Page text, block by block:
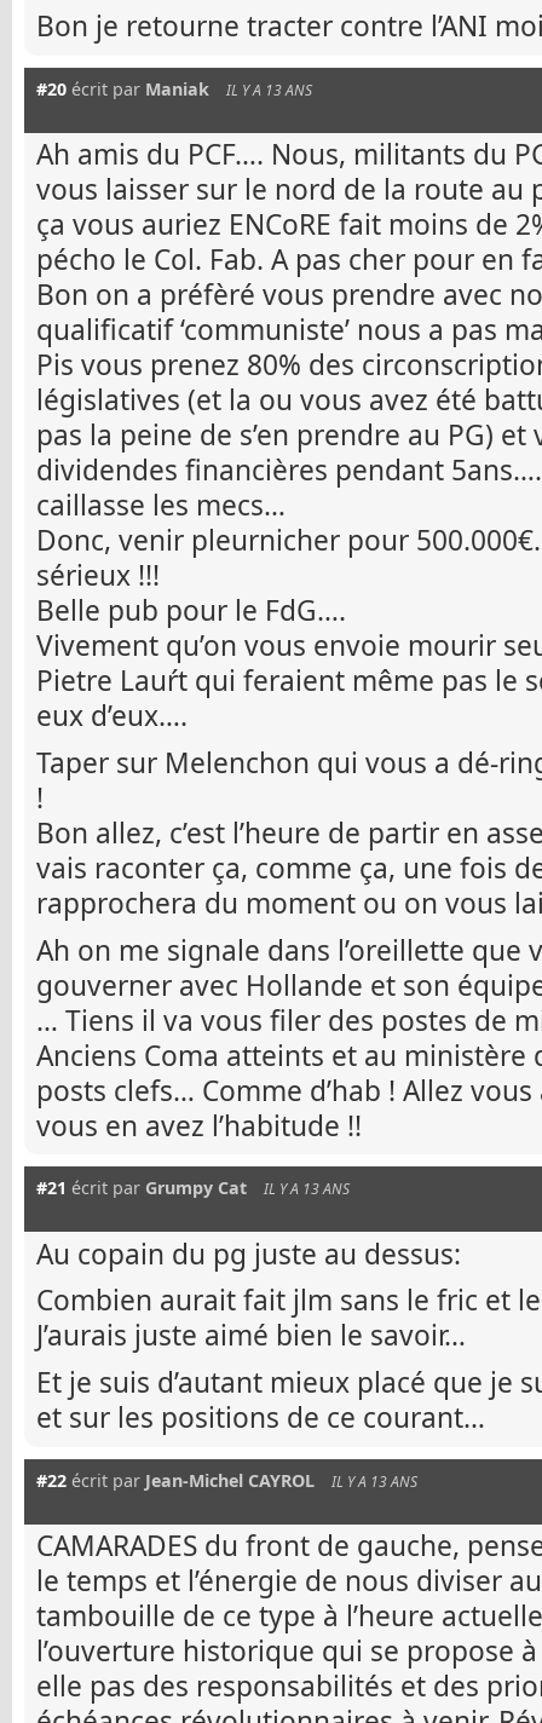
Bon je retourne tracter contre l’ANI
#20 écrit par Maniak IL Y A 13 ANS
Ah amis du PCF…. Nous, militants du
vous laisser sur le nord de la route au
ça vous auriez ENCoRE fait moins de
pécho le Col. Fab. A pas cher pour en
Bon on a préfèré vous prendre avec
qualificatif ‘communiste’ nous a pas
Pis vous prenez 80% des
législatives (et la ou vous avez été
pas la peine de s’en prendre au PG)
dividendes financières pendant 5ans….
caillasse les mecs…
Donc, venir pleurnicher pour
sérieux !!!
Belle pub pour le FdG….
Vivement qu’on vous envoie mourir
Pietre Lauŕt qui feraient même pas le
eux d’eux….
Taper sur Melenchon qui vous a dé-
!
Bon allez, c’est l’heure de partir en
vais raconter ça, comme ça, une fois
rapprochera du moment ou on vous
Ah on me signale dans l’oreillette que
gouverner avec Hollande et son
… Tiens il va vous filer des postes de
Anciens Coma atteints et au ministère
posts clefs… Comme d’hab ! Allez
vous en avez l’habitude !!
#21 écrit par Grumpy Cat IL Y A 13 ANS
Au copain du pg juste au dessus:
Combien aurait fait jlm sans le fric et
J’aurais juste aimé bien le savoir…
Et je suis d’autant mieux placé que je
et sur les positions de ce courant…
#22 écrit par Jean-Michel CAYROL IL Y A 13 ANS
CAMARADES du front de gauche,
le temps et l’énergie de nous diviser
tambouille de ce type à l’heure
l’ouverture historique qui se propose
elle pas des responsabilités et des